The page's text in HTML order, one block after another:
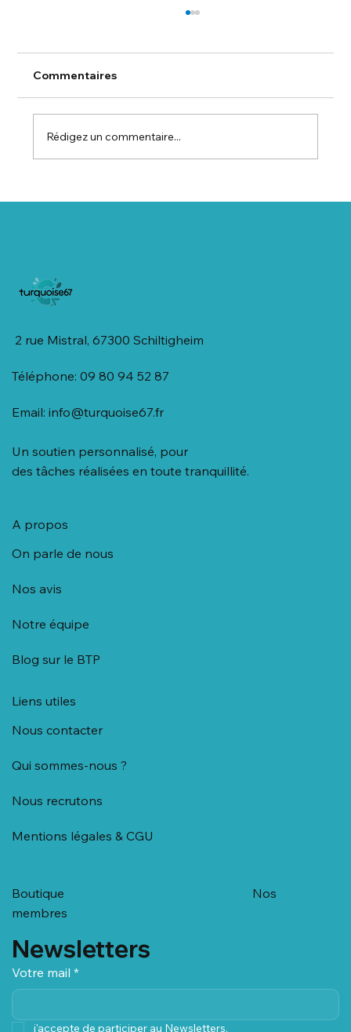
Commentaires
Rédigez un commentaire...
2 rue Mistral, 67300 Schiltigheim
Téléphone: 09 80 94 52 87
Email:info@turquoise67.fr
Un soutien personnalisé, pour
des tâches réalisées en toute tranquillité.
A propos
On parle de nous
Nos avis
Notre équipe
Blog sur le BTP
Liens utiles
Nous contacter
Qui sommes-nous ?
Nous recrutons
Mentions légales & CGU
Boutique
Nos
membres
Votre mail *
j'accepte de participer au Newsletters.
Newsletters